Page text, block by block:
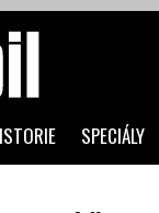
SPECIÁLY